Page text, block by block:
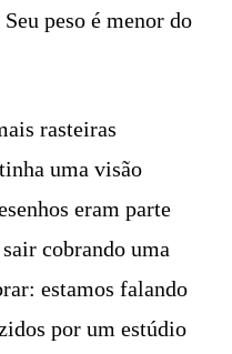
peso é menor do
rasteiras
uma visão
eram parte
cobrando uma
estamos falando
por um estúdio